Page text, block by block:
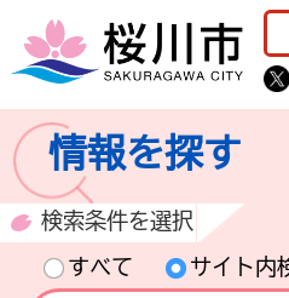
情報を探す
検索条件を選択
すべて
サイト内